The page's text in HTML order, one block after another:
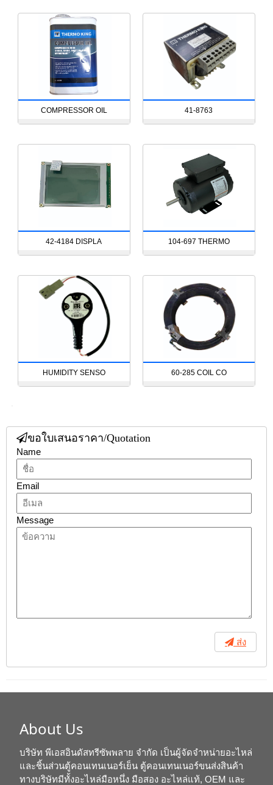
COMPRESSOR OIL 41-8763
42-4184 DISPLA 104-697 THERMO
HUMIDITY SENSO 60-285 COIL CO
ขอใบเสนอราคา/Quotation
Name
Email
Message
ส่ง
About Us
บริษัท พีเอสอินดัสทรีซัพพลาย จำกัด เป็นผู้จัดจำหน่ายอะไหล่
และชิ้นส่วนตู้คอนเทนเนอร์เย็น ตู้คอนเทนเนอร์ขนส่งสินค้า
ทางบริษัทมีทั้งอะไหล่มือหนึ่ง มือสอง อะไหล่แท้, OEM และ